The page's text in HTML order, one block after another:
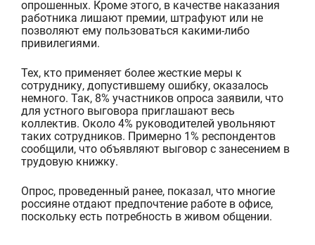
опрошенных. Кроме этого, в качестве наказания
работника лишают премии, штрафуют или не
позволяют ему пользоваться какими-либо
привилегиями.
Тех, кто применяет более жесткие меры к
сотруднику, допустившему ошибку, оказалось
немного. Так, 8% участников опроса заявили, что
для устного выговора приглашают весь
коллектив. Около 4% руководителей увольняют
таких сотрудников. Примерно 1% респондентов
сообщили, что объявляют выговор с занесением в
трудовую книжку.
Опрос, проведенный ранее, показал, что многие
россияне отдают предпочтение работе в офисе,
поскольку есть потребность в живом общении.